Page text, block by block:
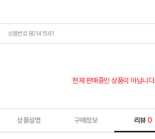
상품번호 B0141561
현재 판매중인 상품이 아닙니다.
상품설명 구매정보 리뷰 0